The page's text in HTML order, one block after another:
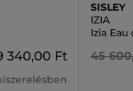
340,00 Ft
SISLEY
IZIA
Izia
45